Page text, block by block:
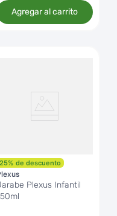
Agregar al carrito
25% de descuento
Plexus Infantil